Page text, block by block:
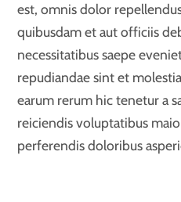
est, omnis dolor
quibusdam et aut officiis
necessitatibus saepe
repudiandae sint et
earum rerum hic tenetur a
reiciendis voluptatibus
perferendis doloribus